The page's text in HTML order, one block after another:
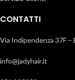
CONTATTI
Via Indipendenza 37F –
info@jadyhair.it